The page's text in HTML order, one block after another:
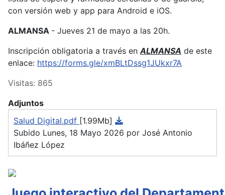
con versión web y app para Android e iOS.
ALMANSA - Jueves 21 de mayo a las 20h.
Inscripción obligatoria a través en ALMANSA de este
enlace: https://forms.gle/xmBLtDssg1JUkxr7A
Visitas: 865
Adjuntos
Salud Digital.pdf [1.99Mb]
Subido Lunes, 18 Mayo 2026 por José Antonio
Ibáñez López